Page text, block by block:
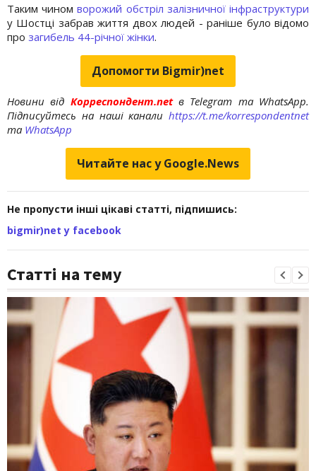
Таким чиномворожий обстріл залізничної інфраструктури
у Шостці забрав життя двох людей - раніше було відомо
про загибель 44-річної жінки.
Допомогти Bigmir)net
Новини від Корреспондент.netв Telegram та WhatsApp.
Підписуйтесь на наші канали https://t.me/korrespondentnet
та WhatsApp
Читайте нас у Google.News
Не пропусти інші цікаві статті, підпишись:
bigmir)net у facebook
Статті на тему